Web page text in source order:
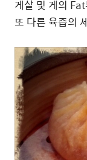
게살 및 게의
또 다른 육즙의